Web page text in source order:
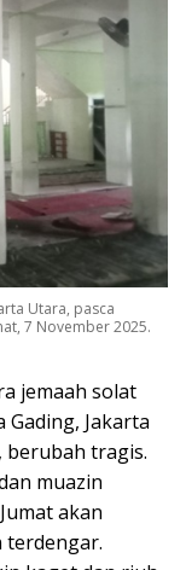
Utara, pasca
7 November 2025.
jemaah solat
Gading, Jakarta
berubah tragis.
muazin
akan
terdengar.